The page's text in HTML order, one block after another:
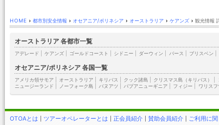
HOME › 都市別安全情報 › オセアニア/ポリネシア › オーストラリア › ケアンズ › 観光情報
オーストラリア 各都市一覧
アデレード ケアンズ ゴールドコースト シドニー ダーウィン パース ブリスベン
オセアニア/ポリネシア 各国一覧
アメリカ領サモア オーストラリア キリバス クック諸島 クリスマス島（キリバス）
ニュージーランド
ノーフォーク島 バヌアツ パプアニューギニア フィジー ワリス
OTOAとは ツアーオペレーターとは 正会員紹介 賛助会員紹介 ご利用に